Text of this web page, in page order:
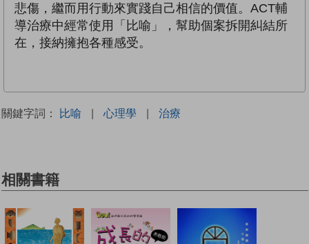
悲傷，繼而用行動來實踐自己相信的價值。ACT輔
導治療中經常使用「比喻」，幫助個案拆開糾結所
在，接納擁抱各種感受。
關鍵字詞： 比喻 | 心理學 | 治療
相關書籍